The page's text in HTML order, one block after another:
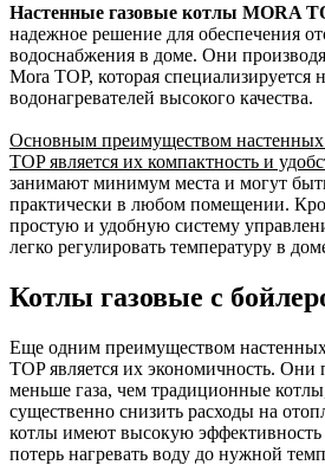
Настенные газовые котлы MORA
надежное решение для обеспечения
водоснабжения в доме. Они
Mora TOP, которая специализируется
водонагревателей высокого качества.
Основным преимуществом настенных
TOP является их компактность и
занимают минимум места и могут
практически в любом помещении.
простую и удобную систему
легко регулировать температуру в
Котлы газовые с
Еще одним преимуществом
TOP является их экономичность. Они
меньше газа, чем традиционные
существенно снизить расходы на
котлы имеют высокую эффективность
потерь нагревать воду до нужной